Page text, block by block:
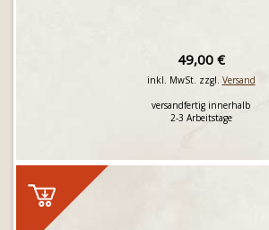
49,00 €
inkl. MwSt. zzgl. Versand
versandfertig innerhalb
2-3 Arbeitstage